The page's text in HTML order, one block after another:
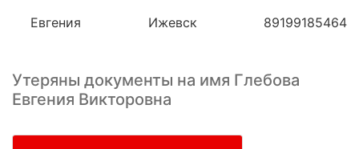
Евгения Ижевск 89199185464
Утеряны документы на имя Глебова
Евгения Викторовна